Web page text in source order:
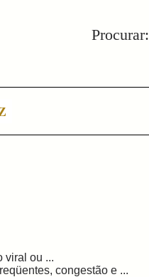
Procurar:
viral ou ...
congestão e ...